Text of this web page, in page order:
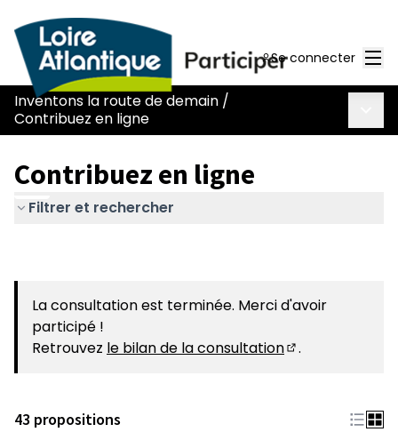
Se connecter
Inventons la route de demain /
Contribuez en ligne
Contribuez en ligne
Filtrer et rechercher
La consultation est terminée. Merci d'avoir
participé !
Retrouvez le bilan de la consultation .
43 propositions